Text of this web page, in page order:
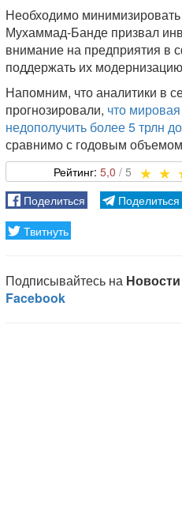
Необходимо
Мухаммад-Банде призвал
внимание на предприятия в
поддержать их
Напомним, что аналитики в
прогнозировали, что
недополучить более 5 трлн
сравнимо с годовым
5,0